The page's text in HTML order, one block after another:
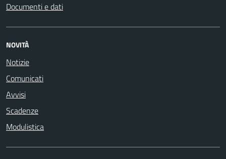
Documenti e dati
NOVITÀ
Notizie
Comunicati
Avvisi
Scadenze
Modulistica